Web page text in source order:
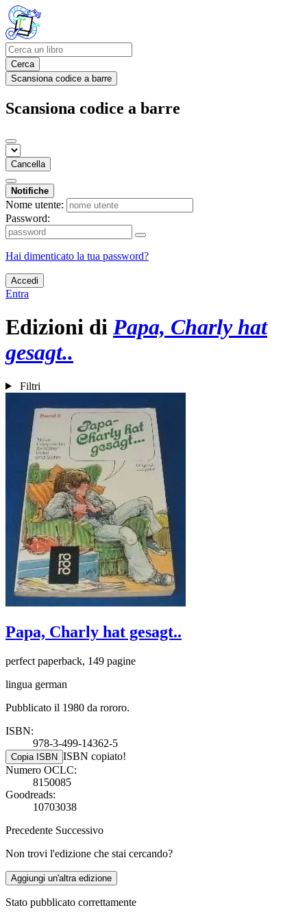
Cerca
Scansiona codice a barre
Scansiona codice a barre
Cancella
Notifiche
Nome utente:
Password:
Hai dimenticato la tua password?
Accedi
Entra
Edizioni di Papa, Charly hat
gesagt..
Filtri
Papa, Charly hat gesagt..
perfect paperback, 149 pagine
lingua german
Pubblicato il 1980 da rororo.
ISBN:
978-3-499-14362-5
Copia ISBN ISBN copiato!
Numero OCLC:
8150085
Goodreads:
10703038
Precedente Successivo
Non trovi l'edizione che stai cercando?
Aggiungi un'altra edizione
Stato pubblicato correttamente